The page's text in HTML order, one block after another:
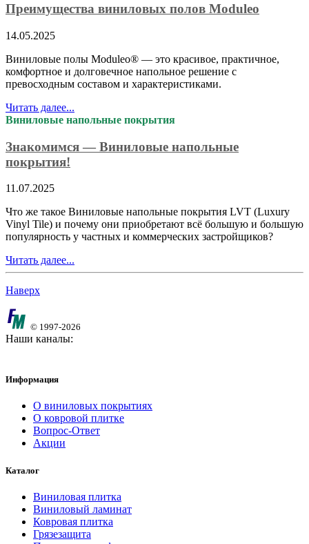
Преимущества виниловых полов Moduleo
14.05.2025
Виниловые полы Moduleo® — это красивое, практичное,
комфортное и долговечное напольное решение с
превосходным составом и характеристиками.
Читать далее...
Виниловые напольные покрытия
Знакомимся — Виниловые напольные
покрытия!
11.07.2025
Что же такое Виниловые напольные покрытия LVT (Luxury
Vinyl Tile) и почему они приобретают всё большую и большую
популярность у частных и коммерческих застройщиков?
Читать далее...
Наверх
© 1997-2026
Наши каналы:
Информация
О виниловых покрытиях
О ковровой плитке
Вопрос-Ответ
Акции
Каталог
Виниловая плитка
Виниловый ламинат
Ковровая плитка
Грязезащита